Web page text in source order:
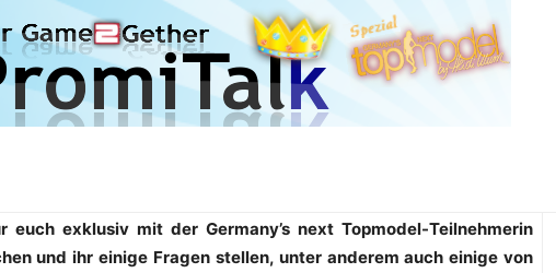
euch exklusiv mit der Germany’s next Topmodel-Teilnehmerin
und ihr einige Fragen stellen, unter anderem auch einige von